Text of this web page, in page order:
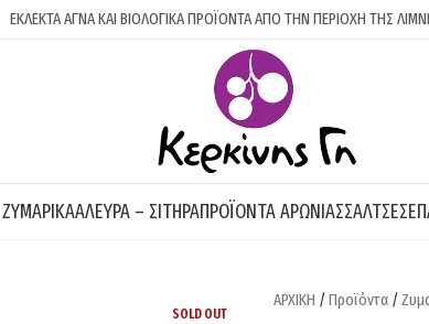
ΕΚΛΕΚΤΑ ΑΓΝΑ ΚΑΙ ΒΙΟΛΟΓΙΚΑ ΠΡΟΪΟΝΤΑ ΑΠΟ ΤΗΝ ΠΕΡΙΟΧΗ ΤΗΣ
ΖΥΜΑΡΙΚΆΆΛΕΥΡΑ – ΣΙΤΗΡΆΠΡΟΪΌΝΤΑ ΑΡΏΝΙΑΣΣΆΛΤΣΕΣ
SOLD OUT
ΑΡΧΙΚΗ / Προϊόντα /